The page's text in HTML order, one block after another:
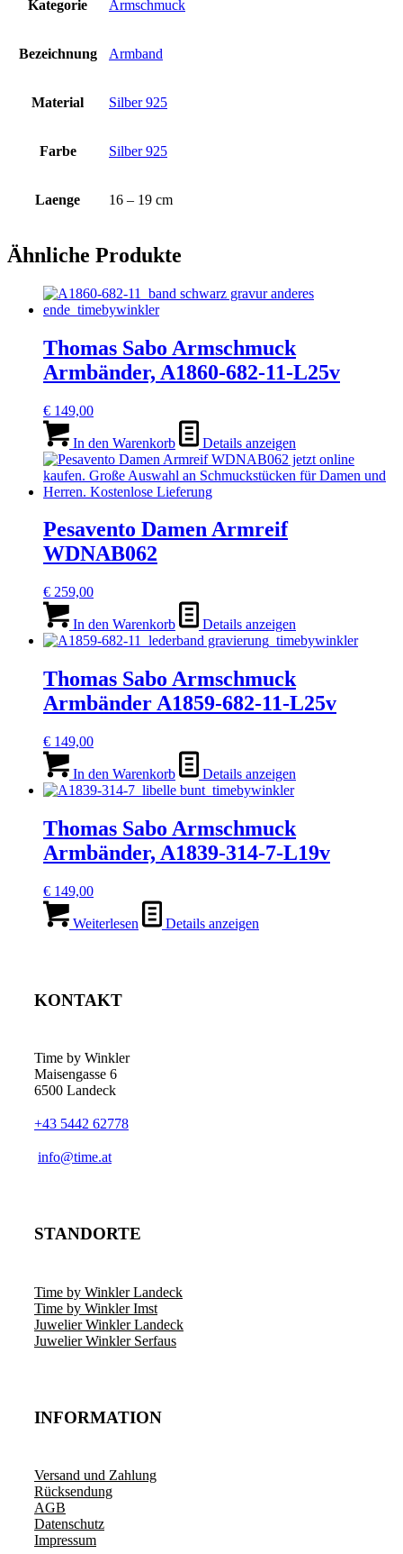
Kategorie Armschmuck
Bezeichnung Armband
Material Silber 925
Farbe Silber 925
Laenge 16 – 19 cm
Ähnliche Produkte
Thomas Sabo Armschmuck
Armbänder, A1860-682-11-L25v
€ 149,00
In den Warenkorb Details anzeigen
Pesavento Damen Armreif
WDNAB062
€ 259,00
In den Warenkorb Details anzeigen
Thomas Sabo Armschmuck
Armbänder A1859-682-11-L25v
€ 149,00
In den Warenkorb Details anzeigen
Thomas Sabo Armschmuck
Armbänder, A1839-314-7-L19v
€ 149,00
Weiterlesen Details anzeigen
KONTAKT
Time by Winkler
Maisengasse 6
6500 Landeck
+43 5442 62778
­info@time.at
STANDORTE
Time by Winkler Landeck
Time by Winkler Imst
Juwelier Winkler Landeck
Juwelier Winkler Serfaus
INFORMATION
Versand und Zahlung
Rücksendung
AGB
Datenschutz
Impressum